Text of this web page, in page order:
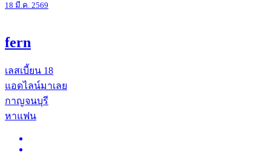
18 มี.ค. 2569
fern
เลสเบี้ยน 18
แอดไลน์มาเลย
กาญจนบุรี
หาแฟน